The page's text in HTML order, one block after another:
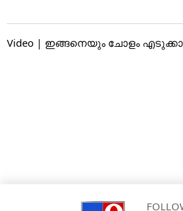
Video | ഇങ്ങനെയും ചോളം